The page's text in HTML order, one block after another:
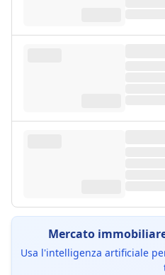
Mercato
Usa l'intelligenza artificiale